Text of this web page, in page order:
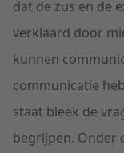
dat de zus en de
verklaard door
kunnen
communicatie
staat bleek de
begrijpen. Onder